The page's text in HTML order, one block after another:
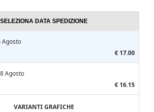
SELEZIONA DATA SPEDIZIONE
Agosto
€ 17.00
Agosto
€ 16.15
VARIANTI GRAFICHE